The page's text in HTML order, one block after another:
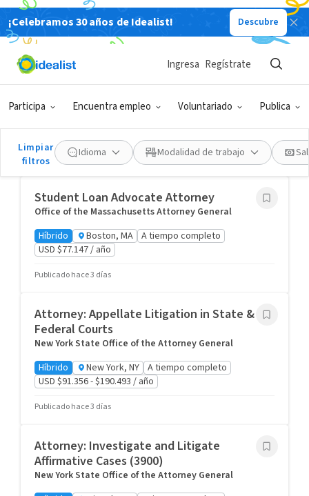
¡Celebramos 30 años de Idealist! Descubre
Participa Encuentra empleo Voluntariado Publica
Ingresa Regístrate
Limpiar
filtros
Idioma Modalidad de trabajo
Empleos - Gobierno
Chief Investment Officer, Maryland
Community Investment Corporation
USD $100.000 - $150.000 / año
Publicado hace 3 días
Student Loan Advocate Attorney
Office of the Massachusetts Attorney General
Híbrido
Boston, MA A tiempo completo
USD $77.147 / año
Publicado hace 3 días
Attorney: Appellate Litigation in State &
Federal Courts
New York State Office of the Attorney General
Híbrido
New York, NY A tiempo completo
USD $91.356 - $190.493 / año
Publicado hace 3 días
Attorney: Investigate and Litigate
Affirmative Cases (3900)
New York State Office of the Attorney General